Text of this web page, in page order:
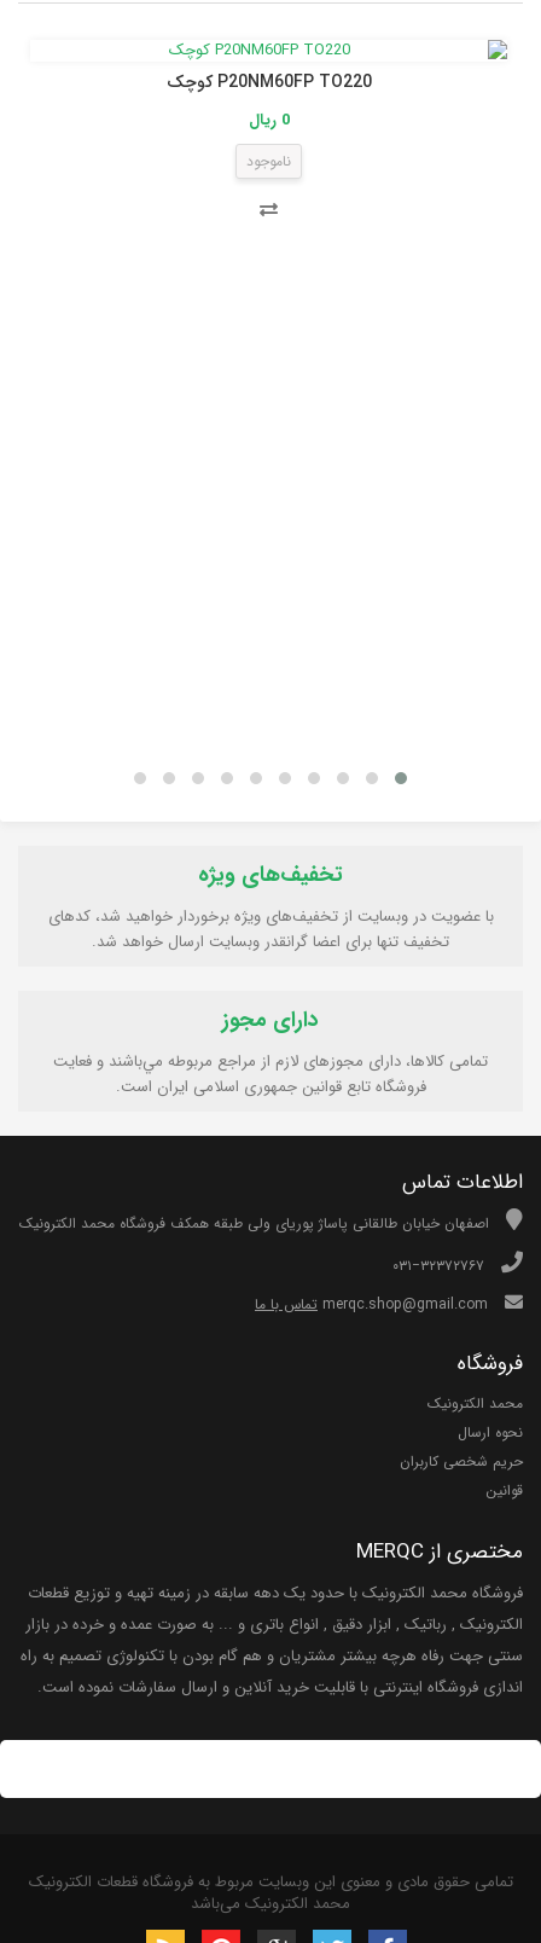
P20NM60FP TO220 کوچک
0 ریال
ناموجود
تخفیف‌های ویژه
با عضویت در وبسایت از تخفیف‌های ویژه برخوردار خواهید شد، کدهای
تخفیف تنها برای اعضا گرانقدر وبسایت ارسال خواهد شد.
دارای مجوز
تمامی كالاها، دارای مجوزهای لازم از مراجع مربوطه مي‌باشند و فعایت
فروشگاه تابع قوانين جمهوری اسلامی ايران است.
اطلاعات تماس
اصفهان خیابان طالقانی پاساژ پوریای ولی طبقه همکف فروشگاه محمد الکترونیک
تماس با ما
فروشگاه
محمد الکترونیک
نحوه ارسال
حریم شخصی کاربران
قوانین
مختصری از MERQC
فروشگاه محمد الکترونیک با حدود یک دهه سابقه در زمینه تهیه و توزیع قطعات
الکترونیک , رباتیک , ابزار دقیق , انواع باتری و ... به صورت عمده و خرده در بازار
سنتی جهت رفاه هرچه بیشتر مشتریان و هم گام بودن با تکنولوژی تصمیم به راه
اندازی فروشگاه اینترنتی با قابلیت خرید آنلاین و ارسال سفارشات نموده است.
تمامی حقوق مادی و معنوی این وبسایت مربوط به فروشگاه قطعات الکترونیک
محمد الکترونیک می‌باشد